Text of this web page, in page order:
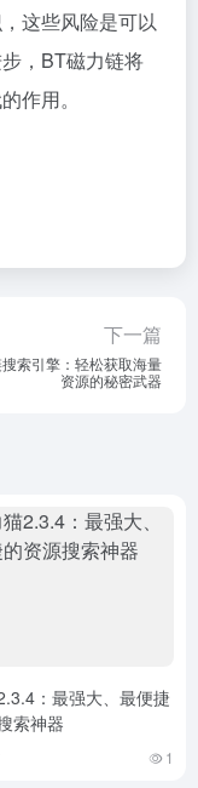
这些风险是可以
，BT磁力链将
作用。
下一篇
索引擎：轻松获取海量
资源的秘密武器
：最强大、最便捷
索神器
1